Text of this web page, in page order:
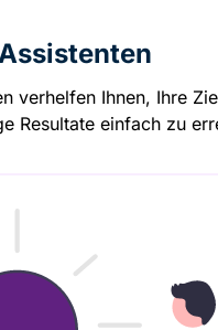
Assistenten
verhelfen Ihnen, Ihre
Resultate einfach zu